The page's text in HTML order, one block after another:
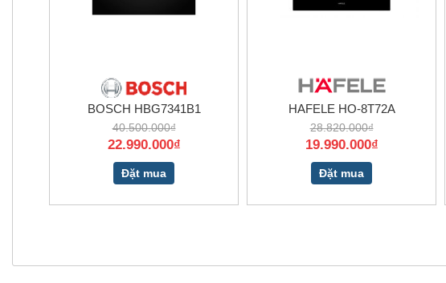
BOSCH HBG7341B1
40.500.000₫
22.990.000₫
Đặt mua
HAFELE HO-8T72A
28.820.000₫
19.990.000₫
Đặt mua